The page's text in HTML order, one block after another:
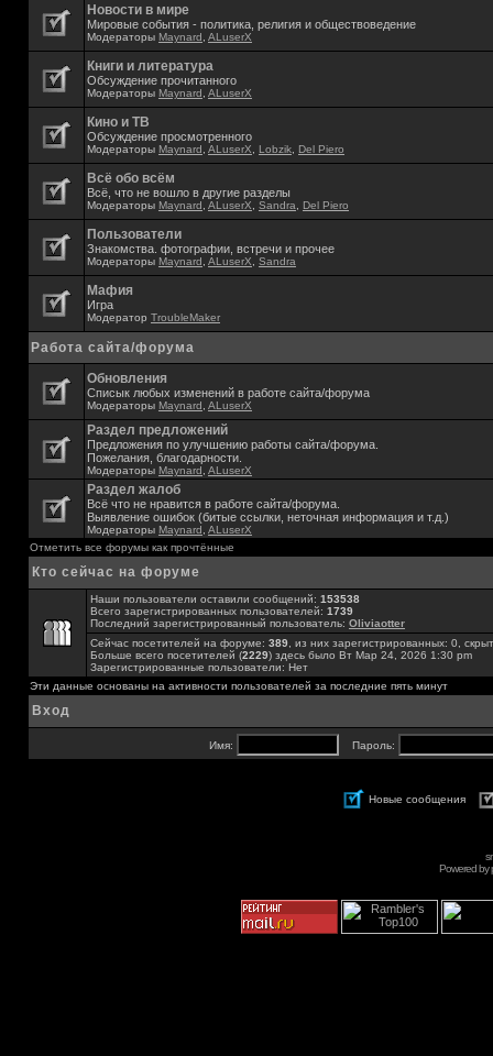
Новости в мире
Мировые события - политика, религия и обществоведение
Модераторы Maynard ALuserX
Книги и литература
Обсуждение прочитанного
Модераторы Maynard ALuserX
Кино и ТВ
Обсуждение просмотренного
Модераторы Maynard ALuserX Lobzik Del Piero
Всё обо всём
Всё, что не вошло в другие разделы
Модераторы Maynard ALuserX Sandra Del Piero
Пользователи
Знакомства. фотографии, встречи и прочее
Модераторы Maynard ALuserX Sandra
Мафия
Игра
Модератор TroubleMaker
Работа сайта/форума
Обновления
Списык любых изменений в работе сайта/форума
Модераторы Maynard ALuserX
Раздел предложений
Предложения по улучшению работы сайта/форума.
Пожелания, благодарности.
Модераторы Maynard ALuserX
Раздел жалоб
Всё что не нравится в работе сайта/форума.
Выявление ошибок (битые ссылки, неточная информация и т.д.)
Модераторы Maynard ALuserX
Отметить все форумы как прочтённые
Кто сейчас на форуме
Наши пользователи оставили сообщений: 153538
Всего зарегистрированных пользователей: 1739
Последний зарегистрированный пользователь: Oliviaotter
Сейчас посетителей на форуме: 389 , из них зарегистрированных: 0,
Больше всего посетителей (2229) здесь было Вт Мар 24, 2026 1:30 pm
Зарегистрированные пользователи: Нет
Эти данные основаны на активности пользователей за последние пять минут
Вход
Имя: Пароль:
Новые сообщения
Powered by